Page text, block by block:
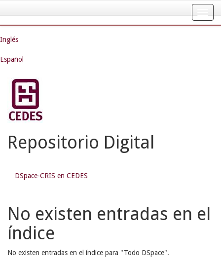
navigation
Inglés
Español
Repositorio Digital
DSpace-CRIS en CEDES
No existen entradas en el
índice
No existen entradas en el índice para "Todo DSpace".